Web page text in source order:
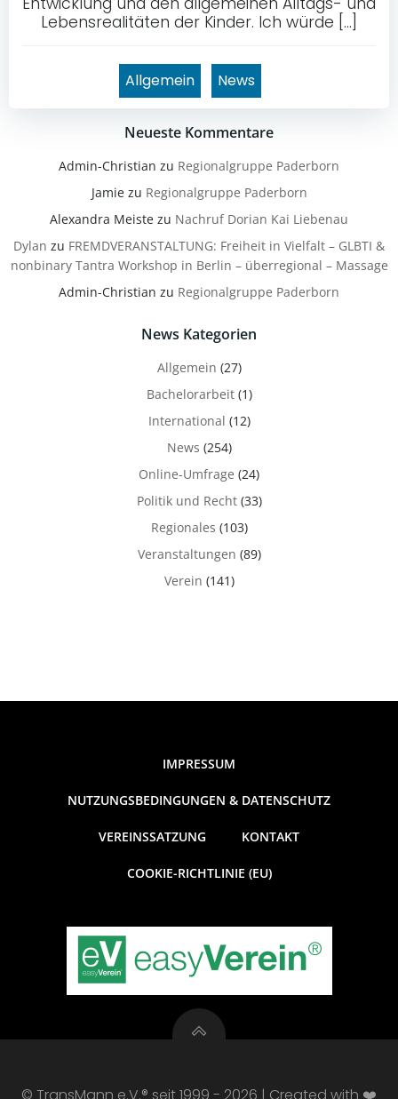
Lebensrealitäten der Kinder. Ich würde […]
Allgemein News
Neueste Kommentare
Admin-Christian zu Regionalgruppe Paderborn
Jamiezu Regionalgruppe Paderborn
Alexandra Meiste zu Nachruf Dorian Kai Liebenau
Dylan zu FREMDVERANSTALTUNG: Freiheit in Vielfalt – GLBTI &
nonbinary Tantra Workshop in Berlin – überregional – Massage
Admin-Christian zu Regionalgruppe Paderborn
News Kategorien
Allgemein (27)
Bachelorarbeit(1)
International (12)
News (254)
Online-Umfrage (24)
Politik und Recht(33)
Regionales (103)
Veranstaltungen (89)
Verein (141)
IMPRESSUM
NUTZUNGSBEDINGUNGEN & DATENSCHUTZ
VEREINSSATZUNG KONTAKT
COOKIE-RICHTLINIE (EU)
© TransMann e.V.® seit 1999 - 2026 | Created with ❤️